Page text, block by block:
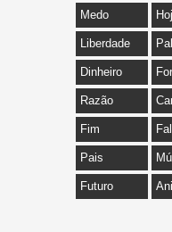
Medo
Liberdade
Dinheiro
Razão
Fim
Pais
Futuro